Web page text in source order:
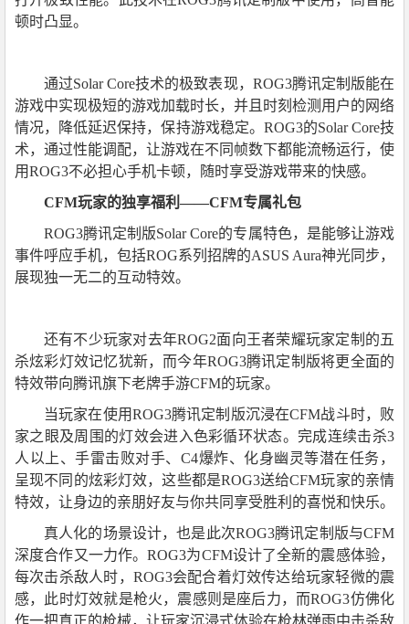
顿时凸显。
通过Solar Core技术的极致表现，ROG3腾讯定制版能在
游戏中实现极短的游戏加载时长，并且时刻检测用户的网络
情况，降低延迟保持，保持游戏稳定。ROG3的Solar Core技
术，通过性能调配，让游戏在不同帧数下都能流畅运行，使
用ROG3不必担心手机卡顿，随时享受游戏带来的快感。
CFM玩家的独享福利——CFM专属礼包
ROG3腾讯定制版Solar Core的专属特色，是能够让游戏
事件呼应手机，包括ROG系列招牌的ASUS Aura神光同步，
展现独一无二的互动特效。
还有不少玩家对去年ROG2面向王者荣耀玩家定制的五
杀炫彩灯效记忆犹新，而今年ROG3腾讯定制版将更全面的
特效带向腾讯旗下老牌手游CFM的玩家。
当玩家在使用ROG3腾讯定制版沉浸在CFM战斗时，败
家之眼及周围的灯效会进入色彩循环状态。完成连续击杀3
人以上、手雷击败对手、C4爆炸、化身幽灵等潜在任务，
呈现不同的炫彩灯效，这些都是ROG3送给CFM玩家的亲情
特效，让身边的亲朋好友与你共同享受胜利的喜悦和快乐。
真人化的场景设计，也是此次ROG3腾讯定制版与CFM
深度合作又一力作。ROG3为CFM设计了全新的震感体验，
每次击杀敌人时，ROG3会配合着灯效传达给玩家轻微的震
感，此时灯效就是枪火，震感则是座后力，而ROG3仿佛化
作一把真正的枪械，让玩家沉浸式体验在枪林弹雨中击杀敌